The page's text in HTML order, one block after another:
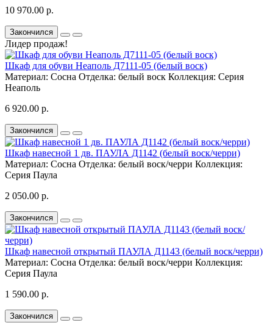
10 970.00 р.
Закончился
Лидер продаж!
Шкаф для обуви Неаполь Д7111-05 (белый воск)
Материал: Сосна Отделка: белый воск Коллекция: Серия
Неаполь
6 920.00 р.
Закончился
Шкаф навесной 1 дв. ПАУЛА Д1142 (белый воск/черри)
Материал: Сосна Отделка: белый воск/черри Коллекция:
Серия Паула
2 050.00 р.
Закончился
Шкаф навесной открытый ПАУЛА Д1143 (белый воск/черри)
Материал: Сосна Отделка: белый воск/черри Коллекция:
Серия Паула
1 590.00 р.
Закончился